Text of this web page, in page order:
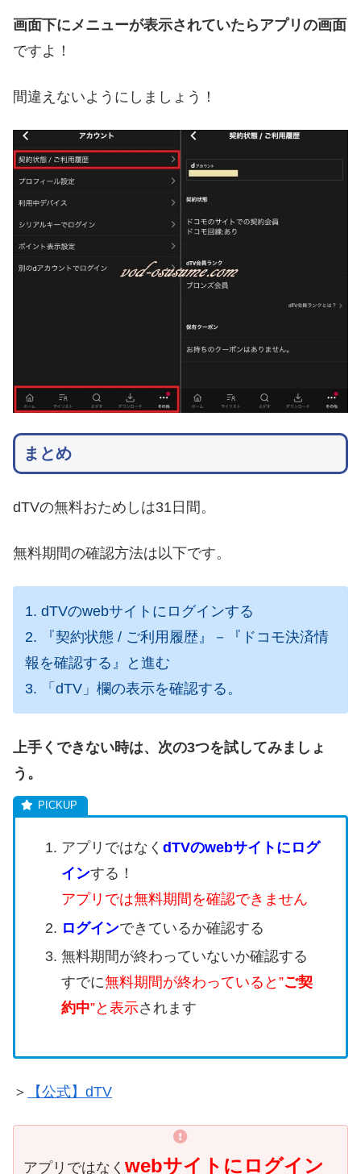
画面下にメニューが表示されていたらアプリの画面
ですよ！
間違えないようにしましょう！
まとめ
dTVの無料おためしは31日間。
無料期間の確認方法は以下です。
1. dTVのwebサイトにログインする
2. 『契約状態 / ご利用履歴』－『ドコモ決済情
報を確認する』と進む
3. 「dTV」欄の表示を確認する。
上手くできない時は、次の3つを試してみましょ
う。
アプリではなく dTVのwebサイトにログ
インする！
アプリでは無料期間を確認できません
ログインできているか確認する
無料期間が終わっていないか確認する
すでに無料期間が終わっていると”ご契
約中”と表示されます
＞ 【公式】dTV
アプリではなく webサイトにログイン